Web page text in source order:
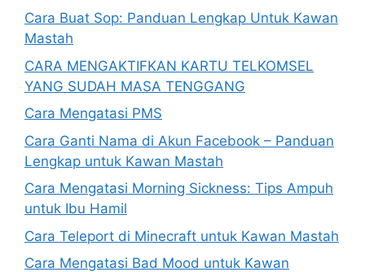
Cara Buat Sop: Panduan Lengkap Untuk Kawan
Mastah
CARA MENGAKTIFKAN KARTU TELKOMSEL
YANG SUDAH MASA TENGGANG
Cara Mengatasi PMS
Cara Ganti Nama di Akun Facebook – Panduan
Lengkap untuk Kawan Mastah
Cara Mengatasi Morning Sickness: Tips Ampuh
untuk Ibu Hamil
Cara Teleport di Minecraft untuk Kawan Mastah
Cara Mengatasi Bad Mood untuk Kawan